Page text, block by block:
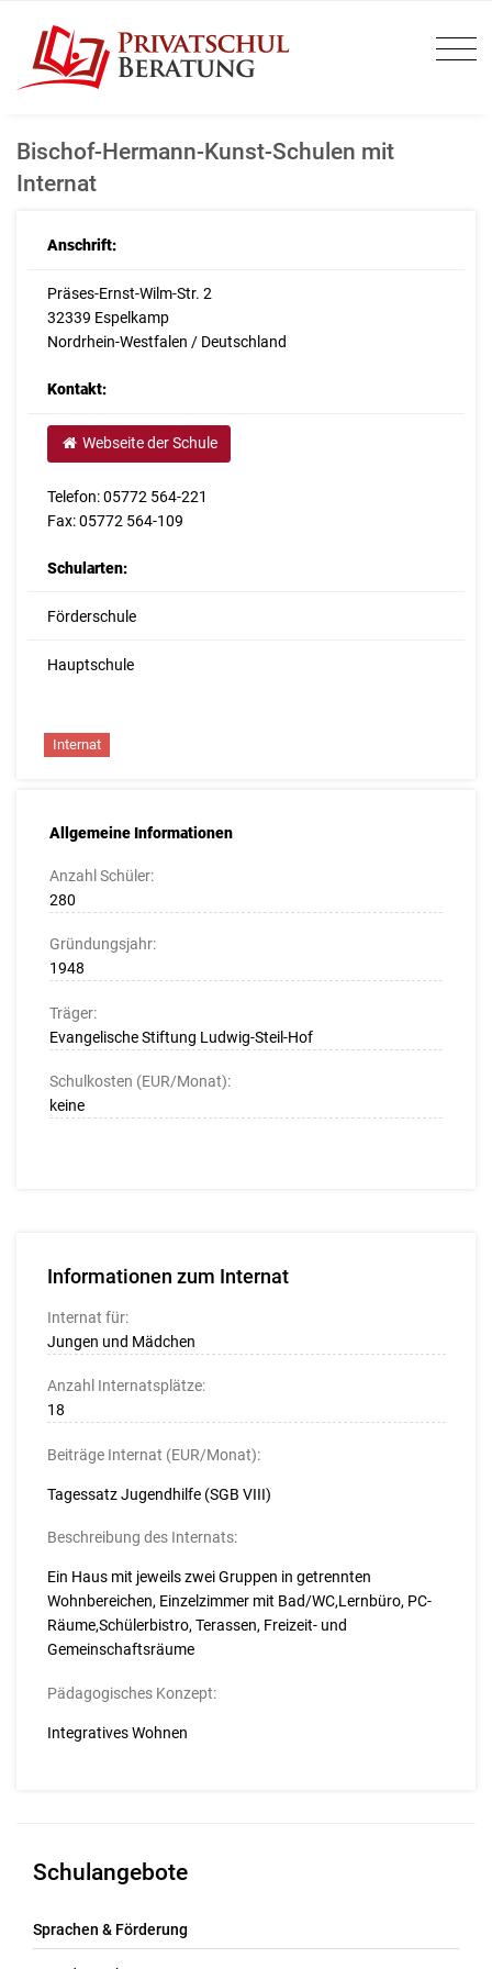
Bischof-Hermann-Kunst-Schulen mit
Internat
Anschrift:
Präses-Ernst-Wilm-Str. 2
32339 Espelkamp
Nordrhein-Westfalen / Deutschland
Kontakt:
Webseite der Schule
Telefon: 05772 564-221
Fax: 05772 564-109
Schularten:
Förderschule
Hauptschule
Internat
Allgemeine Informationen
Anzahl Schüler:
280
Gründungsjahr:
1948
Träger:
Evangelische Stiftung Ludwig-Steil-Hof
Schulkosten (EUR/Monat):
keine
Informationen zum Internat
Internat für:
Jungen und Mädchen
Anzahl Internatsplätze:
18
Beiträge Internat (EUR/Monat):
Tagessatz Jugendhilfe (SGB VIII)
Beschreibung des Internats:
Ein Haus mit jeweils zwei Gruppen in getrennten
Wohnbereichen, Einzelzimmer mit Bad/WC,Lernbüro, PC-
Räume,Schülerbistro, Terassen, Freizeit- und
Gemeinschaftsräume
Pädagogisches Konzept:
Integratives Wohnen
Schulangebote
Sprachen & Förderung